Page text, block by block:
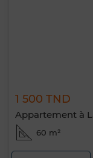
1 500 TND
Appartement à
60 m²